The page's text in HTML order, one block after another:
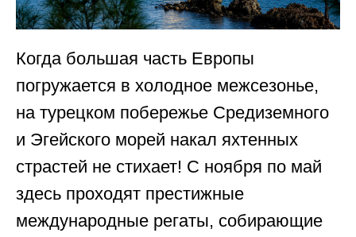
Когда большая часть Европы
погружается в холодное межсезонье,
на турецком побережье Средиземного
и Эгейского морей накал яхтенных
страстей не стихает! С ноября по май
здесь проходят престижные
международные регаты, собирающие